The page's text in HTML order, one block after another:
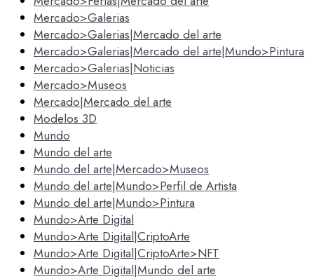
Mercado>Galerias
Mercado>Galerias|Mercado del arte
Mercado>Galerias|Mercado del arte|Mundo>Pintura
Mercado>Galerias|Noticias
Mercado>Museos
Mercado|Mercado del arte
Modelos 3D
Mundo
Mundo del arte
Mundo del arte|Mercado>Museos
Mundo del arte|Mundo>Perfil de Artista
Mundo del arte|Mundo>Pintura
Mundo>Arte Digital
Mundo>Arte Digital|CriptoArte
Mundo>Arte Digital|CriptoArte>NFT
Mundo>Arte Digital|Mundo del arte